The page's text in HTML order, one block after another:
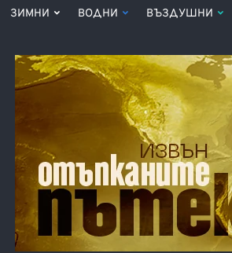
ЗИМНИ ВОДНИ ВЪЗДУШНИ